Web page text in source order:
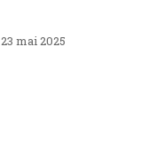
23 mai 2025